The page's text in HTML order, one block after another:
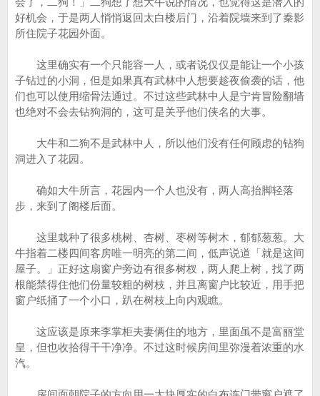
好机会，于是两人悄悄返回太白楼后门，沿着院墙来到了秦影
所住院子花园外面。
这里确实有一个只能容一人，或者说仅仅是能让一个小孩
子钻过的小洞，但是如果真有武林中人想要趁夜偷袭的话，他
们也可以使用缩骨法通过。不过这些武林中人是宁肯冒险翻墙
也绝对不会去钻狗洞的，这可是关乎他们侠名的大事。
大牛和二狗不是武林中人，所以他们没有任何顾虑的钻狗
洞进入了花园。
确如大牛所言，花园内一个人也没有，两人高抬脚轻落
步，来到了阁楼后面。
这里栽种了很多桃树、杏树、枣树等树木，郁郁葱葱。大
牛指着二楼四间客房唯一明亮的第二间，低声说道「就是这间
屋子。」正好这扇窗户旁边有很多树杈，两人爬上树，找了两
根能禁得住他们份量较粗的树枝，并且离窗户比较近，用手把
窗户纸捅了一个小口，趴在树枝上向内观瞧。
这应该是原来李掌柜夫妻俩住的地方，里面虽不是富丽堂
皇，但也收拾得干干净净。不过这时候房间里弥漫着浓重的水
汽。